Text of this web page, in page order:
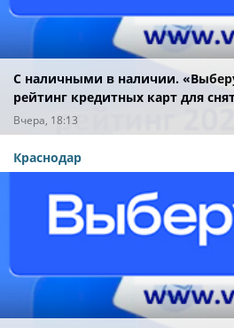
С наличными в наличии.
рейтинг кредитных карт для
года
Вчера, 18:13
Краснодар